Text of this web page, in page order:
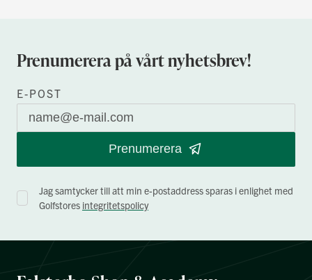
Prenumerera på vårt nyhetsbrev!
E-POST
Prenumerera
Jag samtycker till att min e-postaddress sparas i enlighet med
Golfstores integritetspolicy